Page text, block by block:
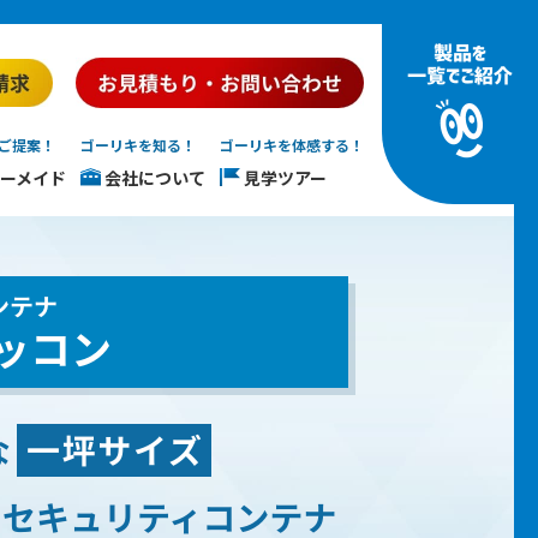
提案！
メイド
ゴーリキを知る！
会社について
ゴーリキを体感する！
見学ツアー